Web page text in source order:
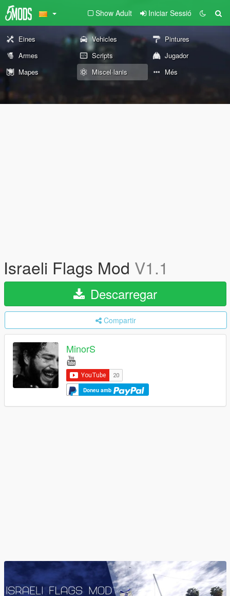
Show Adult Iniciar Sessió
Eines Vehicles
Pintures
Armes
Scripts
Jugador
Mapes
Miscel·lanis Més
Israeli Flags Mod V1.1
Descarregar
Compartir
MinorS
Doneu amb